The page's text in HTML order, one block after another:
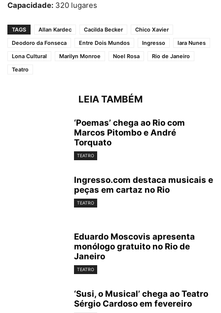
Capacidade: 320 lugares
TAGS Allan Kardec Cacilda Becker
Chico Xavier
Deodoro da Fonseca
Entre Dois Mundos Ingresso
lara Nunes
Lona Cultural
Marilyn Monroe Noel Rosa
Rio de Janeiro
Teatro
LEIA TAMBÉM
‘Poemas’ chega ao Rio com
Marcos Pitombo e André
Torquato
TEATRO
Ingresso.com destaca musicais e
peças em cartaz no Rio
TEATRO
Eduardo Moscovis apresenta
monólogo gratuito no Rio de
Janeiro
TEATRO
‘Susi, o Musical’ chega ao Teatro
Sérgio Cardoso em fevereiro